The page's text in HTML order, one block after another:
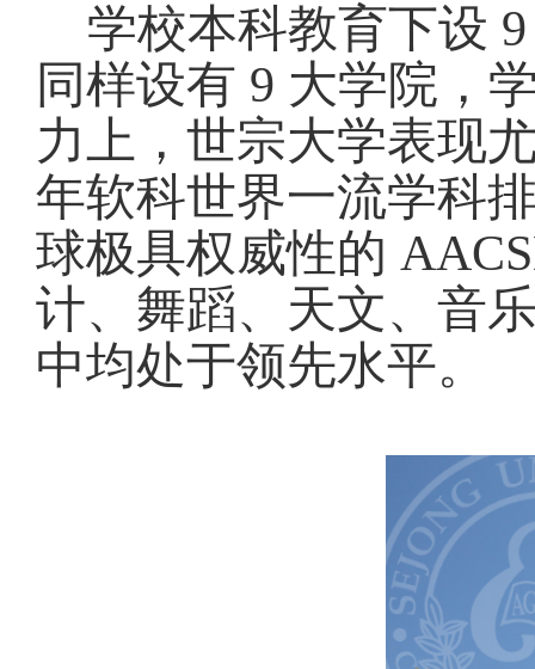
学校本科教育下设
同样设有 9 大学院，
力上，世宗大学表现
年软科世界一流学科
球极具权威性的
计、舞蹈、天文、音
中均处于领先水平。